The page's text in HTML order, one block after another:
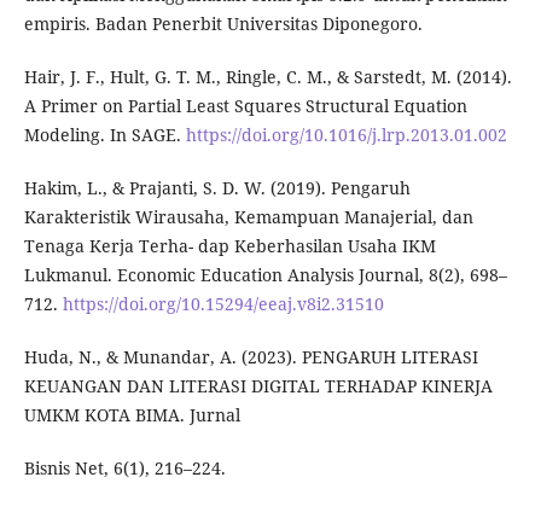
empiris. Badan Penerbit Universitas Diponegoro.
Hair, J. F., Hult, G. T. M., Ringle, C. M., & Sarstedt, M. (2014).
A Primer on Partial Least Squares Structural Equation
Modeling. In SAGE. https://doi.org/10.1016/j.lrp.2013.01.002
Hakim, L., & Prajanti, S. D. W. (2019). Pengaruh
Karakteristik Wirausaha, Kemampuan Manajerial, dan
Tenaga Kerja Terha- dap Keberhasilan Usaha IKM
Lukmanul. Economic Education Analysis Journal, 8(2), 698–
712. https://doi.org/10.15294/eeaj.v8i2.31510
Huda, N., & Munandar, A. (2023). PENGARUH LITERASI
KEUANGAN DAN LITERASI DIGITAL TERHADAP KINERJA
UMKM KOTA BIMA. Jurnal
Bisnis Net, 6(1), 216–224.